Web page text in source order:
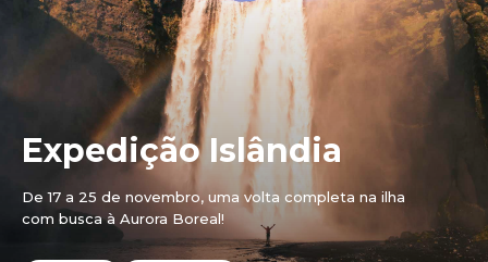
Expedição Islândia
De 17 a 25 de novembro, uma volta completa na ilha
com busca à Aurora Boreal!